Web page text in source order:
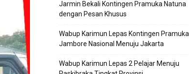
Jarmin Bekali Kontingen Pramuka Natuna
dengan Pesan Khusus
Wabup Karimun Lepas Kontingen Pramuka
Jambore Nasional Menuju Jakarta
Wabup Karimun Lepas 2 Pelajar Menuju